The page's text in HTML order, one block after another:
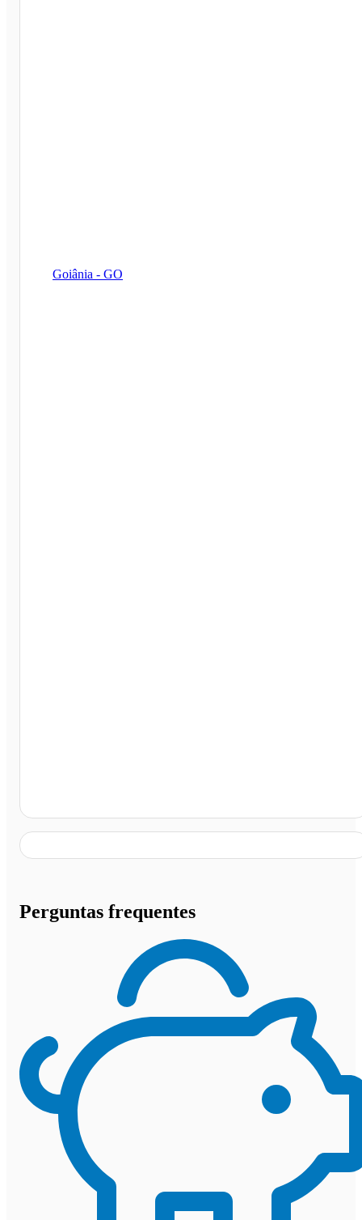
Goiânia - GO
Perguntas frequentes